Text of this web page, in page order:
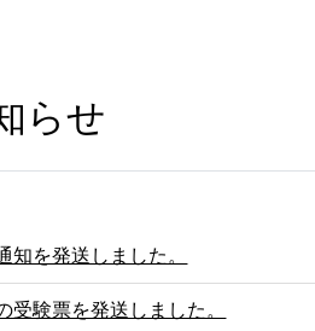
らせ
知を発送しました。
受験票を発送しました。